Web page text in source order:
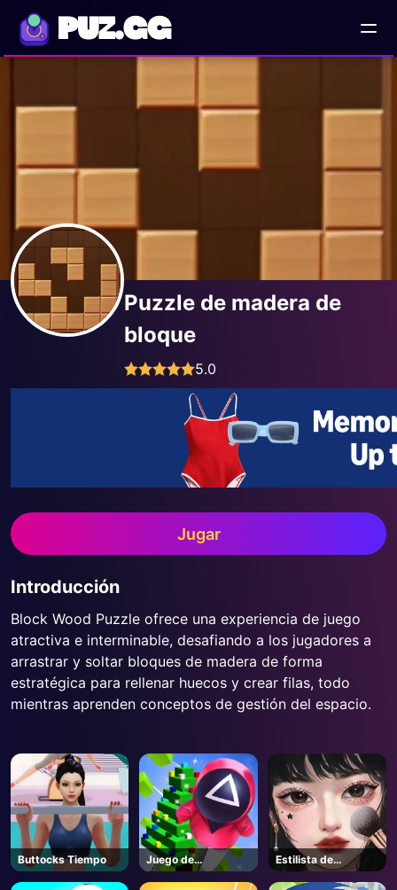
PUZ.GG
Puzzle de madera de
bloque
5.0
Jugar
Introducción
Block Wood Puzzle ofrece una experiencia de juego
atractiva e interminable, desafiando a los jugadores a
arrastrar y soltar bloques de madera de forma
estratégica para rellenar huecos y crear filas, todo
mientras aprenden conceptos de gestión del espacio.
Buttocks Tiempo
Juego de
calamares Año
Estilista de
maquillaje